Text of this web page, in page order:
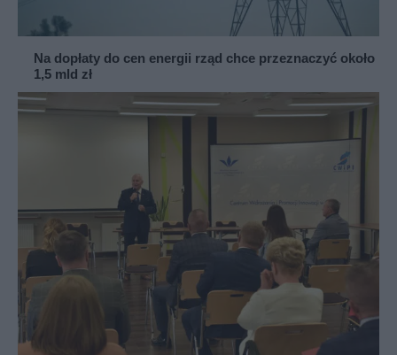
Na dopłaty do cen energii rząd chce przeznaczyć około
1,5 mld zł